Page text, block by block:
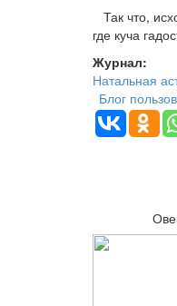
Так что,
где куча
Журнал:
Натальная
Блог